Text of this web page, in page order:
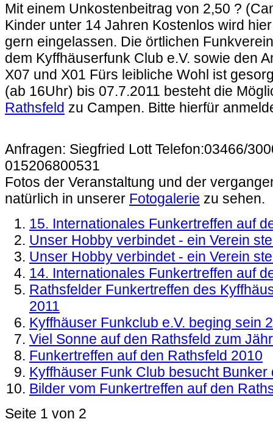
Mit einem Unkostenbeitrag von 2,50 ?
Kinder unter 14 Jahren Kostenlos wird
gern eingelassen. Die örtlichen
dem Kyffhäuserfunk Club e.V. sowie den
X07 und X01 Fürs leibliche Wohl ist
(ab 16Uhr) bis 07.7.2011 besteht die
Rathsfeld zu Campen. Bitte hierfür
Anfragen: Siegfried Lott Telefon:03466/
015206800531
Fotos der Veranstaltung und der
natürlich in unserer Fotogalerie zu sehen.
15. Internationales Funkertreffen auf
Unser Hobby verbindet - ein Verein
Unser Hobby verbindet - ein Verein
14. Internationales Funkertreffen auf
Rathsfelder Funkertreffen des
2011
Kyffhäuser Funkclub e.V. beging sein
Viel Sonne auf den Rathsfeld zum
Funkertreffen auf den Rathsfeld 2010
Kyffhäuser Funk Club besucht
Bilder vom Funkertreffen auf den
Seite 1 von 2